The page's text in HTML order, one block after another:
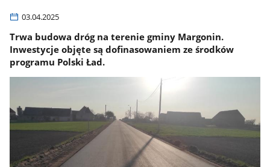
03.04.2025
Trwa budowa dróg na terenie gminy Margonin.
Inwestycje objęte są dofinasowaniem ze środków
programu Polski Ład.